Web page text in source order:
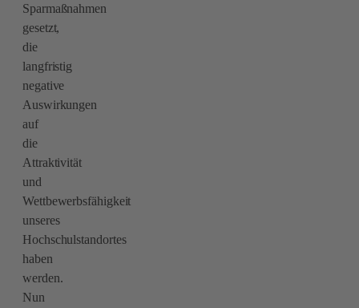
Sparmaßnahmen
gesetzt,
die
langfristig
negative
Auswirkungen
auf
die
Attraktivität
und
Wettbewerbsfähigkeit
unseres
Hochschulstandortes
haben
werden.
Nun